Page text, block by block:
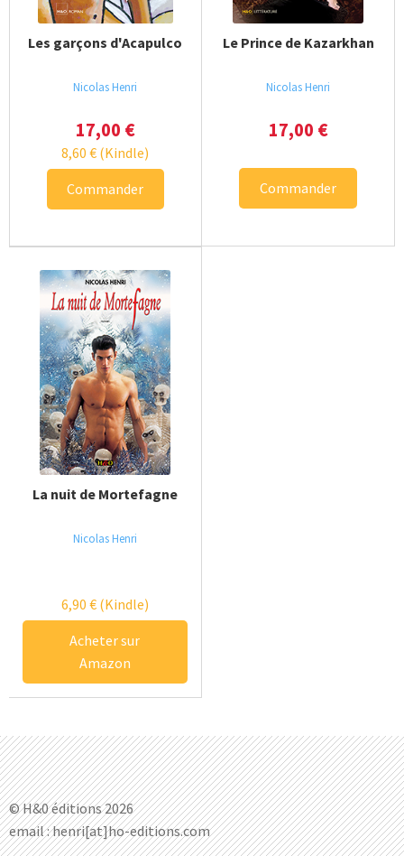
Les garçons d'Acapulco
Nicolas Henri
17,00 €
8,60€ (Kindle)
Commander
Le Prince de Kazarkhan
Nicolas Henri
17,00 €
Commander
La nuit de Mortefagne
Nicolas Henri
6,90 €(Kindle)
Acheter sur
Amazon
© H&0 éditions 2026
email : henri[at]ho-editions.com